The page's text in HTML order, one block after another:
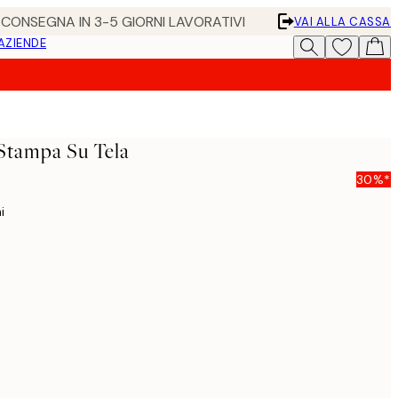
IN 3-5 GIORNI LAVORATIVI
VAI ALLA CASSA
Su Tela
30%*